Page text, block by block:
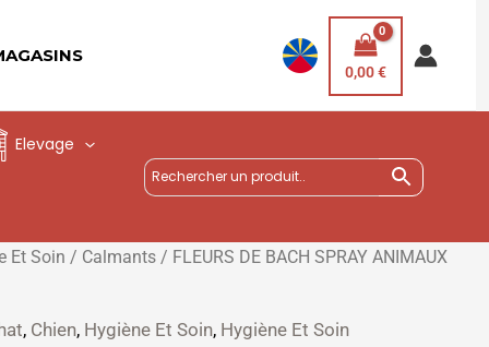
0,00€
Elevage
Et Soin / Calmants / FLEURS DE BACH SPRAY ANIMAUX
, Chien, Hygiène Et Soin, Hygiène Et Soin